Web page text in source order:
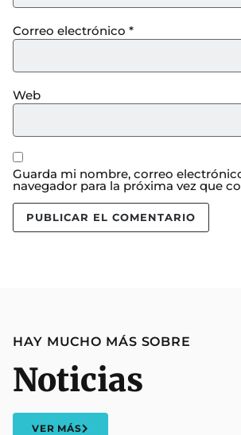
Correo electrónico *
Web
Guarda mi nombre, correo
navegador para la próxima vez que
HAY MUCHO MÁS SOBRE
Noticias
VER MÁS